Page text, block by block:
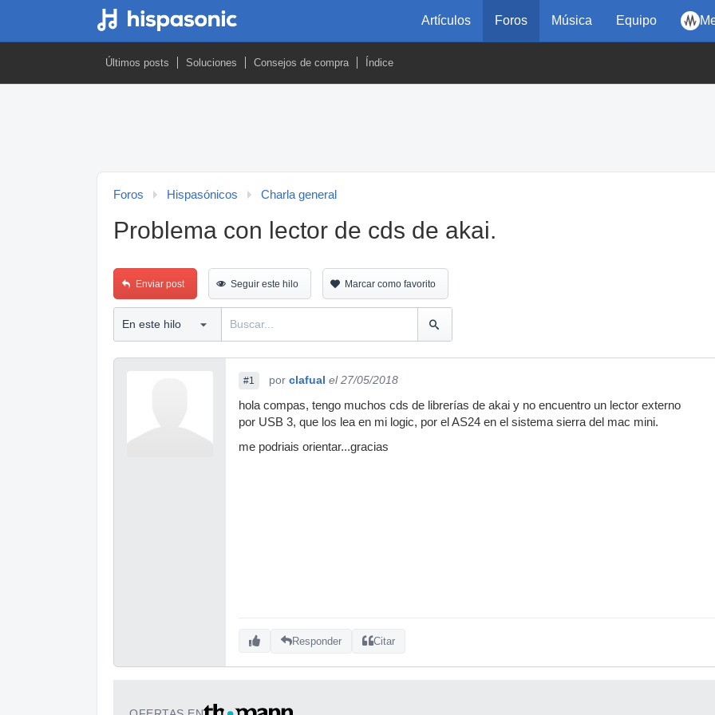
Artículos Foros Música Equipo
Últimos posts Soluciones Consejos de compra Índice
Foros Hispasónicos Charla general
Problema con lector de cds de akai.
Enviar post Seguir este hilo Marcar como favorito
#1 por clafual el 27/05/2018
hola compas, tengo muchos cds de librerías de akai y no encuentro un lector externo
por USB 3, que los lea en mi logic, por el AS24 en el sistema sierra del mac mini.
me podriais orientar...gracias
Responder Citar